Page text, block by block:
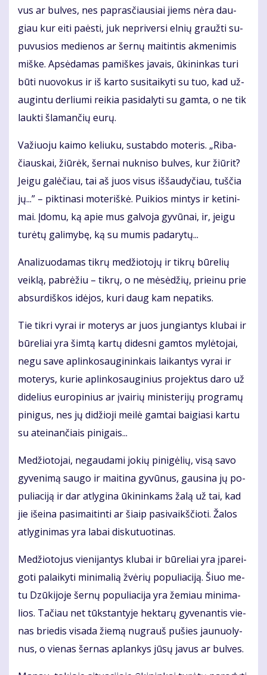
vus ar bul­ves, nes pa­pras­čiau­siai jiems nė­ra dau­
giau kur ei­ti pa­ės­ti, juk ne­pri­ver­si el­nių grauž­ti su­
pu­vu­sios me­die­nos ar šer­nų mai­tin­tis ak­me­ni­mis
miš­ke. Ap­sė­da­mas pa­miš­kes ja­vais, ūki­nin­kas tu­ri
bū­ti nuo­vo­kus ir iš kar­to su­si­tai­ky­ti su tuo, kad už­
au­gin­tu der­liu­mi rei­kia pa­si­da­ly­ti su gam­ta, o ne tik
lauk­ti šla­man­čių eu­rų.
Va­žiuo­ju kai­mo ke­liu­ku, su­stab­do mo­te­ris. „Ri­ba­
čiaus­kai, žiū­rėk, šer­nai nu­kni­so bul­ves, kur žiū­rit?
Jei­gu ga­lė­čiau, tai aš juos vi­sus iš­šau­dy­čiau, tuš­čia
jų...” – pik­ti­na­si mo­te­riš­kė. Pui­kios min­tys ir ke­ti­ni­
mai. Įdo­mu, ką apie mus gal­vo­ja gy­vū­nai, ir, jei­gu
tu­rė­tų ga­li­my­bę, ką su mu­mis pa­da­ry­tų...
Ana­li­zuo­da­mas tik­rų me­džio­to­jų ir tik­rų bū­re­lių
veik­lą, pa­brė­žiu – tik­rų, o ne mė­sė­džių, pri­ei­nu prie
ab­sur­diš­kos idė­jos, ku­ri daug kam ne­pa­tiks.
Tie tik­ri vy­rai ir mo­te­rys ar juos jun­gian­tys klu­bai ir
bū­re­liai yra šim­tą kar­tų di­des­ni gam­tos my­lė­to­jai,
ne­gu sa­ve ap­lin­ko­sau­gi­nin­kais lai­kan­tys vy­rai ir
mo­te­rys, ku­rie ap­lin­ko­sau­gi­nius pro­jek­tus da­ro už
di­de­lius eu­ro­pi­nius ar įvai­rių mi­nis­te­ri­jų pro­gra­mų
pi­ni­gus, nes jų di­džio­ji mei­lė gam­tai bai­gia­si kar­tu
su at­ei­nan­čiais pi­ni­gais...
Me­džio­to­jai, ne­gau­da­mi jo­kių pi­ni­gė­lių, vi­są sa­vo
gy­ve­ni­mą sau­go ir mai­ti­na gy­vū­nus, gau­si­na jų po­
pu­lia­ci­ją ir dar at­ly­gi­na ūki­nin­kams ža­lą už tai, kad
jie iš­ei­na pa­si­mai­tin­ti ar šiaip pa­si­vaikš­čio­ti. Ža­los
at­ly­gi­ni­mas yra la­bai dis­ku­tuo­ti­nas.
Me­džio­to­jus vie­ni­jan­tys klu­bai ir bū­re­liai yra įpa­rei­
go­ti pa­lai­ky­ti mi­ni­ma­lią žvė­rių po­pu­lia­ci­ją. Šiuo me­
tu Dzū­ki­jo­je šer­nų po­pu­lia­ci­ja yra že­miau mi­ni­ma­
lios. Ta­čiau net tūks­tan­ty­je hek­ta­rų gy­ve­nan­tis vie­
nas brie­dis vi­sa­da žie­mą nu­grauš pu­šies jau­nuo­ly­
nus, o vie­nas šer­nas ap­lan­kys jū­sų ja­vus ar bul­ves.